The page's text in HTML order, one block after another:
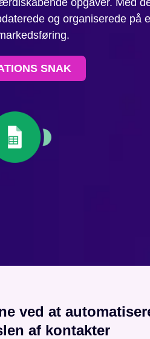
og organiserede på
SNAK
ved at
af kontakter